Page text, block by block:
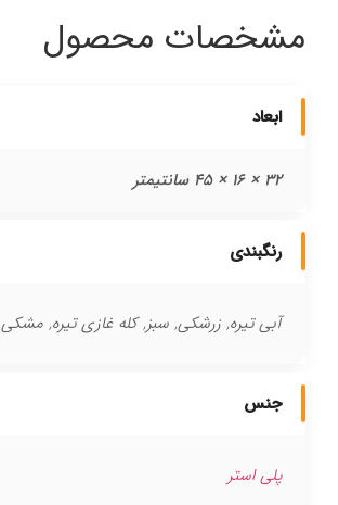
مشخصات محصول
ابعاد
32 × 16 × 45 سانتیمتر
رنگبندی
آبی تیره, زرشکی, سبز, کله غازی تیره, مشکی
جنس
پلی استر